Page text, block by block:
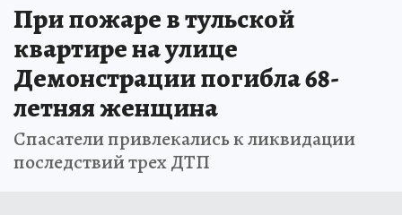
При пожаре в тульской
квартире на улице
Демонстрации погибла 68-
летняя женщина
Спасатели привлекались к ликвидации
последствий трех ДТП